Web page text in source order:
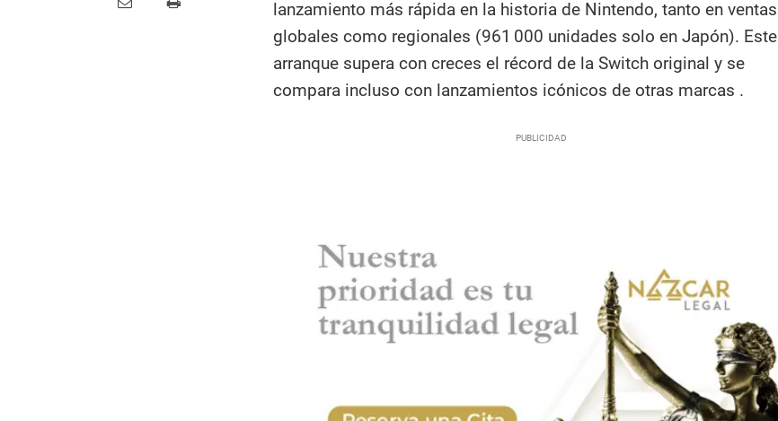
lanzamiento más rápida en la historia de Nintendo, tanto en ventas
globales como regionales (961 000 unidades solo en Japón). Este
arranque supera con creces el récord de la Switch original y se
compara incluso con lanzamientos icónicos de otras marcas .